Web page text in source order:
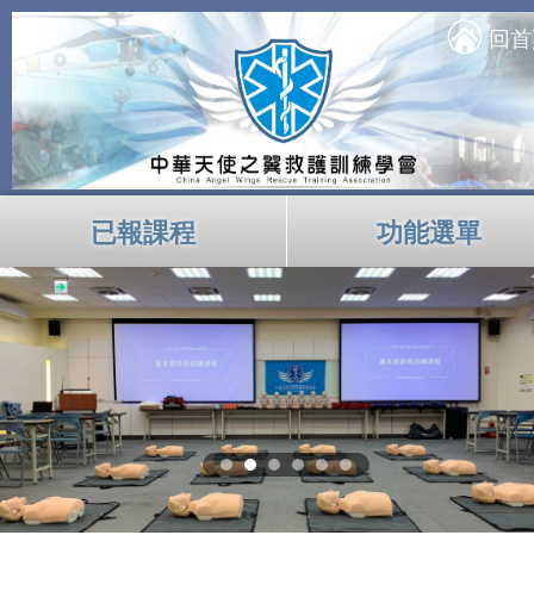
回
已報課程 功能選單